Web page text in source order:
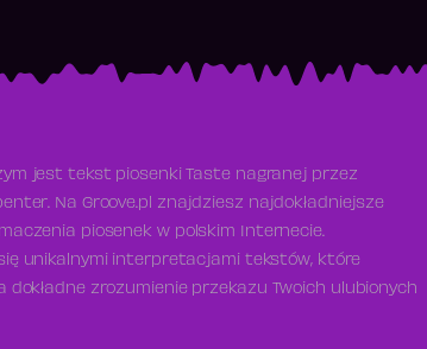
jest tekst piosenki Taste nagranej przez
Na Groove.pl znajdziesz najdokładniejsze
piosenek w polskim Internecie.
unikalnymi interpretacjami tekstów, które
dokładne zrozumienie przekazu Twoich ulubionych